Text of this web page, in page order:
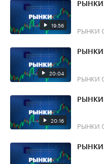
19:56
РЫНКИ.
РЫНКИ
20:04
РЫНКИ.
РЫНКИ
20:16 РЫНКИ
РЫНКИ.